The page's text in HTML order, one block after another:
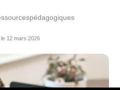
le 12 mars 2026